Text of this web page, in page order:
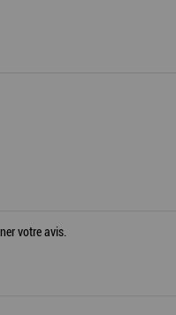
votre avis.